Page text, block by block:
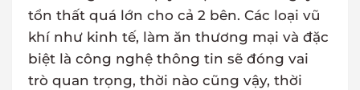
tổn thất quá lớn cho cả 2 bên. Các loại vũ
khí như kinh tế, làm ăn thương mại và đặc
biệt là công nghệ thông tin sẽ đóng vai
trò quan trọng, thời nào cũng vậy, thời